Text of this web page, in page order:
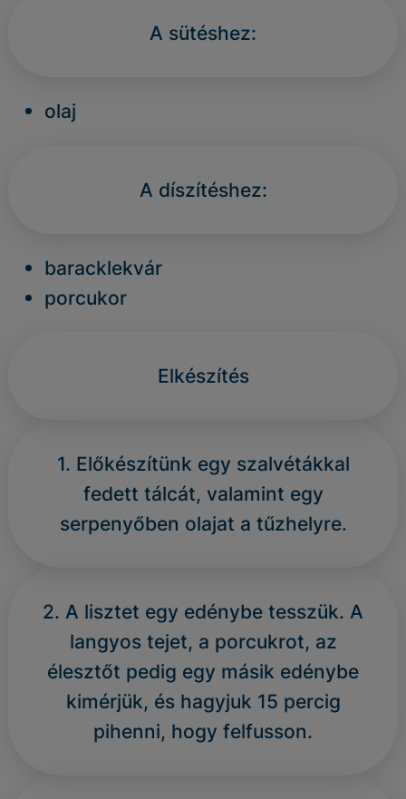
A sütéshez:
olaj
A díszítéshez:
baracklekvár
porcukor
Elkészítés
1. Előkészítünk egy szalvétákkal
fedett tálcát, valamint egy
serpenyőben olajat a tűzhelyre.
2. A lisztet egy edénybe tesszük. A
langyos tejet, a porcukrot, az
élesztőt pedig egy másik edénybe
kimérjük, és hagyjuk 15 percig
pihenni, hogy felfusson.